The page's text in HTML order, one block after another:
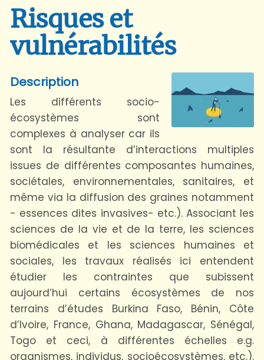
Risques et
vulnérabilités
Description
Les différents socio-
écosystèmes sont
complexes à analyser car ils
sont la résultante d’interactions multiples
issues de différentes composantes humaines,
sociétales, environnementales, sanitaires, et
même via la diffusion des graines notamment
- essences dites invasives- etc.). Associant les
sciences de la vie et de la terre, les sciences
biomédicales et les sciences humaines et
sociales, les travaux réalisés ici entendent
étudier les contraintes que subissent
aujourd’hui certains écosystèmes de nos
terrains d’études Burkina Faso, Bénin, Côte
d’Ivoire, France, Ghana, Madagascar, Sénégal,
Togo et ceci, à différentes échelles e.g.
organismes, individus, socioécosystèmes, etc.).